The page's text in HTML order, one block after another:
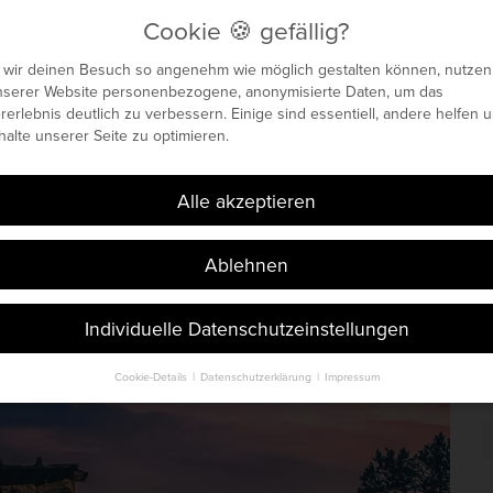
Maximum
Seit 2014.
i
Cookie 🍪 gefällig?
wir deinen Besuch so angenehm wie möglich gestalten können,
Website personenbezogene, anonymisierte Daten, um das
deutlich zu verbessern. Einige sind essentiell, andere helfen
unserer Seite zu optimieren.
🍪 gefällig?
Alle akzeptieren
Ablehnen
Individuelle Datenschutzeinstellungen
Cookie-Details Datenschutzerklärung Impressum
Datenschutzeinstellungen
Sie eine Übersicht über alle verwendeten Cookies. Sie können
zu ganzen Kategorien geben oder sich weitere Informationen
und so nur bestimmte Cookies auswählen.